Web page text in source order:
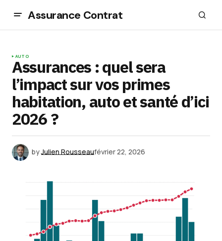
Assurance Contrat
AUTO
Assurances : quel sera
l’impact sur vos primes
habitation, auto et santé d’ici
2026 ?
byJulien Rousseaufévrier 22, 2026